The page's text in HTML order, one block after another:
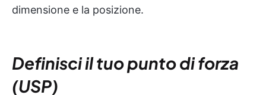
dimensione e la posizione.
Definisci il tuo punto di forza
(USP)